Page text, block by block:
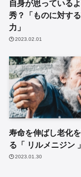
自身が思っている
秀？「ものに対す
力」
2023.02.01
寿命を伸ばし老化
る「 リルメニジン 」
2023.01.30